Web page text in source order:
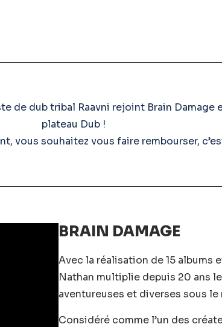
de dub tribal Raavni rejoint Brain
plateau Dub !
vous souhaitez vous faire rembourser,
BRAIN DAMAGE
Avec la réalisation de 15 albums
Nathan multiplie depuis 20 ans
aventureuses et diverses sous le
Considéré comme l’un des